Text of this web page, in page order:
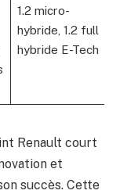
1.2 micro-
hybride, 1.2 full
hybride E-Tech
Renault court
et
succès. Cette